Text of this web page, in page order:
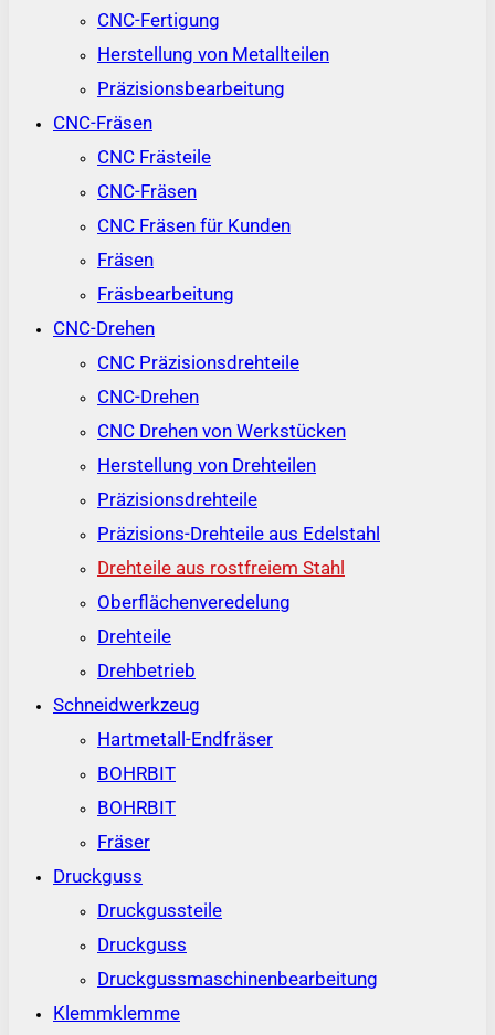
CNC-Fertigung
Herstellung von Metallteilen
Präzisionsbearbeitung
CNC-Fräsen
CNC Frästeile
CNC-Fräsen
CNC Fräsen für Kunden
Fräsen
Fräsbearbeitung
CNC-Drehen
CNC Präzisionsdrehteile
CNC-Drehen
CNC Drehen von Werkstücken
Herstellung von Drehteilen
Präzisionsdrehteile
Präzisions-Drehteile aus Edelstahl
Drehteile aus rostfreiem Stahl
Oberflächenveredelung
Drehteile
Drehbetrieb
Schneidwerkzeug
Hartmetall-Endfräser
BOHRBIT
BOHRBIT
Fräser
Druckguss
Druckgussteile
Druckguss
Druckgussmaschinenbearbeitung
Klemmklemme